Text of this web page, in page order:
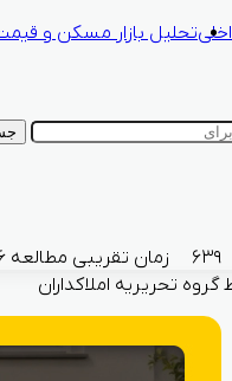
تحلیل بازار مسکن و
زمان تقریبی مطالعه ۶ دقیقه
تحریریه املاکداران